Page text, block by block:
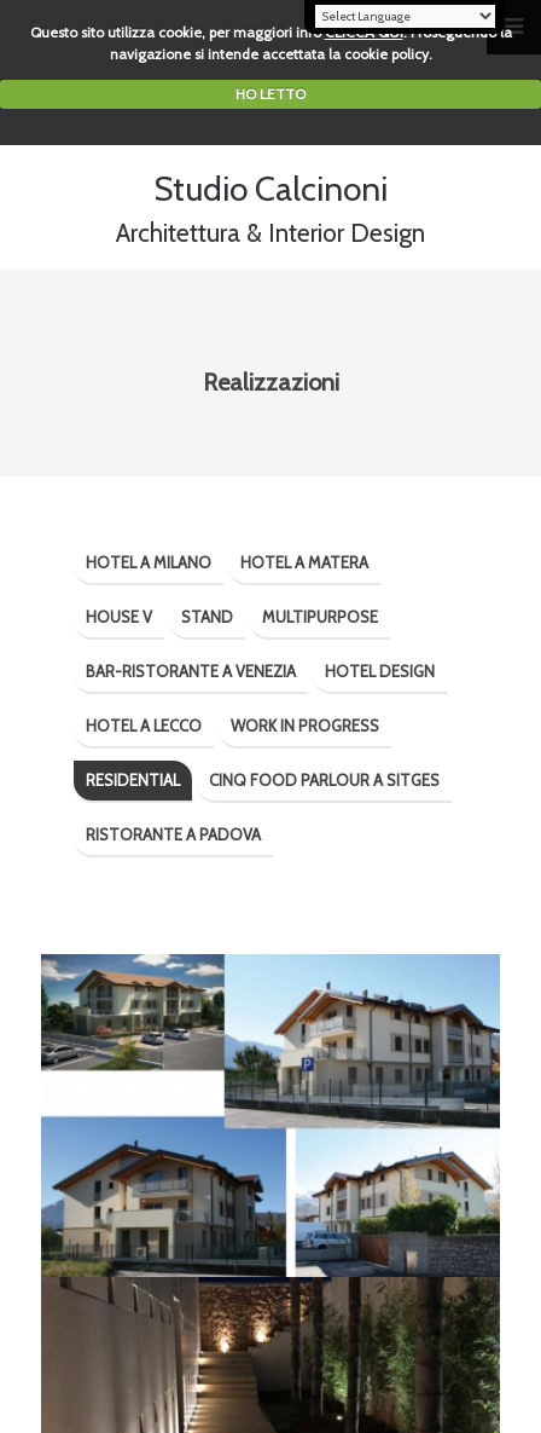
Questo sito utilizza cookie, per maggiori infoCLICCA QUI. Proseguendo la
navigazione si intende accettata la cookie policy.
HO LETTO
Studio Calcinoni
Architettura & Interior Design
Realizzazioni
HOTEL A MILANO HOTEL A MATERA
HOUSE V STAND MULTIPURPOSE
BAR-RISTORANTE A VENEZIA HOTEL DESIGN
HOTEL A LECCO WORK IN PROGRESS
RESIDENTIAL CINQ FOOD PARLOUR A SITGES
RISTORANTE A PADOVA